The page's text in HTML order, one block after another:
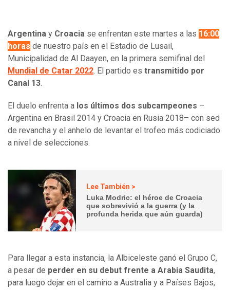
Argentina y Croacia se enfrentan este martes a las 16:00
horas de nuestro país en el Estadio de Lusail,
Municipalidad de Al Daayen, en la primera semifinal del
Mundial de Catar 2022 . El partido es transmitido por
Canal 13
El duelo enfrenta a los últimos dos subcampeones –
Argentina en Brasil 2014 y Croacia en Rusia 2018– con sed
de revancha y el anhelo de levantar el trofeo más codiciado
a nivel de selecciones.
Lee También >
Luka Modric: el héroe de Croacia
que sobrevivió a la guerra (y la
profunda herida que aún guarda)
Para llegar a esta instancia, la Albiceleste ganó el Grupo C,
a pesar de perder en su debut frente a Arabia Saudita,
para luego dejar en el camino a Australia y a Países Bajos,